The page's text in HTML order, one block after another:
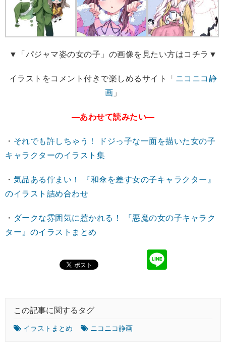
▼「パジャマ姿の女の子」の画像を見たい方はコチラ▼
イラストをコメント付きで楽しめるサイト「 ニコニコ静
画 」
―あわせて読みたい―
・ それでも許しちゃう！ ドジっ子な一面を描いた女の子
キャラクターのイラスト集
・ 気品ある佇まい！ 『和傘を差す女の子キャラクター』
のイラスト詰め合わせ
・ ダークな雰囲気に惹かれる！ 『悪魔の女の子キャラク
ター』のイラストまとめ
この記事に関するタグ
イラストまとめ ニコニコ静画